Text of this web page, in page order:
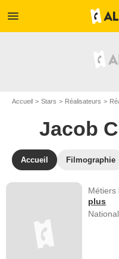
menu
Accueil Stars Réalisateurs
Jacob
Accueil Filmographie
Métiers
plus